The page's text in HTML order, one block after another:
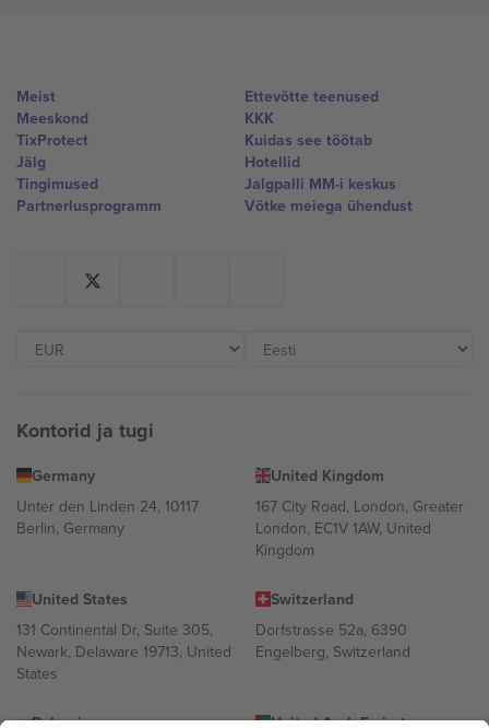
Meist
Meeskond
TixProtect
Jälg
Tingimused
Partnerlusprogramm
Ettevõtte teenused
KKK
Kuidas see töötab
Hotellid
Jalgpalli MM-i keskus
Võtke meiega ühendust
Kontorid ja tugi
Germany
Unter den Linden 24, 10117
Berlin, Germany
United Kingdom
167 City Road, London, Greater
London, EC1V 1AW, United
Kingdom
United States
131 Continental Dr, Suite 305,
Newark, Delaware 19713, United
States
Switzerland
Dorfstrasse 52a, 6390
Engelberg, Switzerland
Bulgaria United Arab Emirates